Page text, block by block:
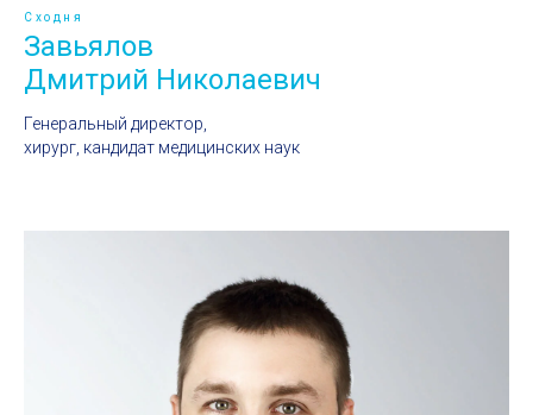
Сходня
Завьялов
Дмитрий Николаевич
Генеральный директор,
хирург, кандидат медицинских наук